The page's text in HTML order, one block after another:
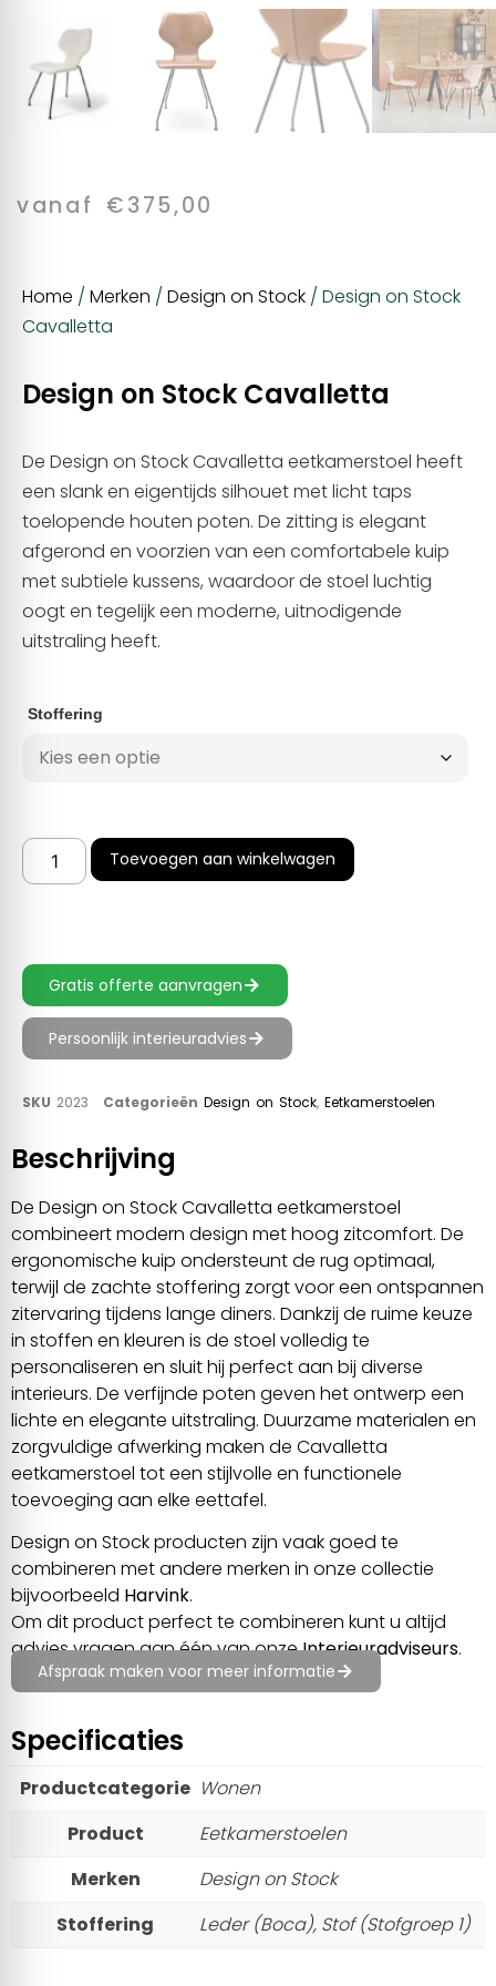
vanaf €375,00
Home / Merken / Design on Stock / Design on Stock
Cavalletta
Design on Stock Cavalletta
De Design on Stock Cavalletta eetkamerstoel heeft
een slank en eigentijds silhouet met licht taps
toelopende houten poten. De zitting is elegant
afgerond en voorzien van een comfortabele kuip
met subtiele kussens, waardoor de stoel luchtig
oogt en tegelijk een moderne, uitnodigende
uitstraling heeft.
Stoffering
Toevoegen aan winkelwagen
Gratis offerte aanvragen
Persoonlijk interieuradvies
SKU 2023 Categorieën Design on Stock, Eetkamerstoelen
Beschrijving
De Design on Stock Cavalletta eetkamerstoel
combineert modern design met hoog zitcomfort. De
ergonomische kuip ondersteunt de rug optimaal,
terwijl de zachte stoffering zorgt voor een ontspannen
zitervaring tijdens lange diners. Dankzij de ruime keuze
in stoffen en kleuren is de stoel volledig te
personaliseren en sluit hij perfect aan bij diverse
interieurs. De verfijnde poten geven het ontwerp een
lichte en elegante uitstraling. Duurzame materialen en
zorgvuldige afwerking maken de Cavalletta
eetkamerstoel tot een stijlvolle en functionele
toevoeging aan elke eettafel.
Design on Stock producten zijn vaak goed te
combineren met andere merken in onze collectie
bijvoorbeeld Harvink.
Om dit product perfect te combineren kunt u altijd
advies vragen aan één van onzeInterieuradviseurs.
Afspraak maken voor meer informatie
Specificaties
Productcategorie Wonen
Product
Eetkamerstoelen
Merken
Design on Stock
Stoffering
Leder (Boca), Stof (Stofgroep 1)